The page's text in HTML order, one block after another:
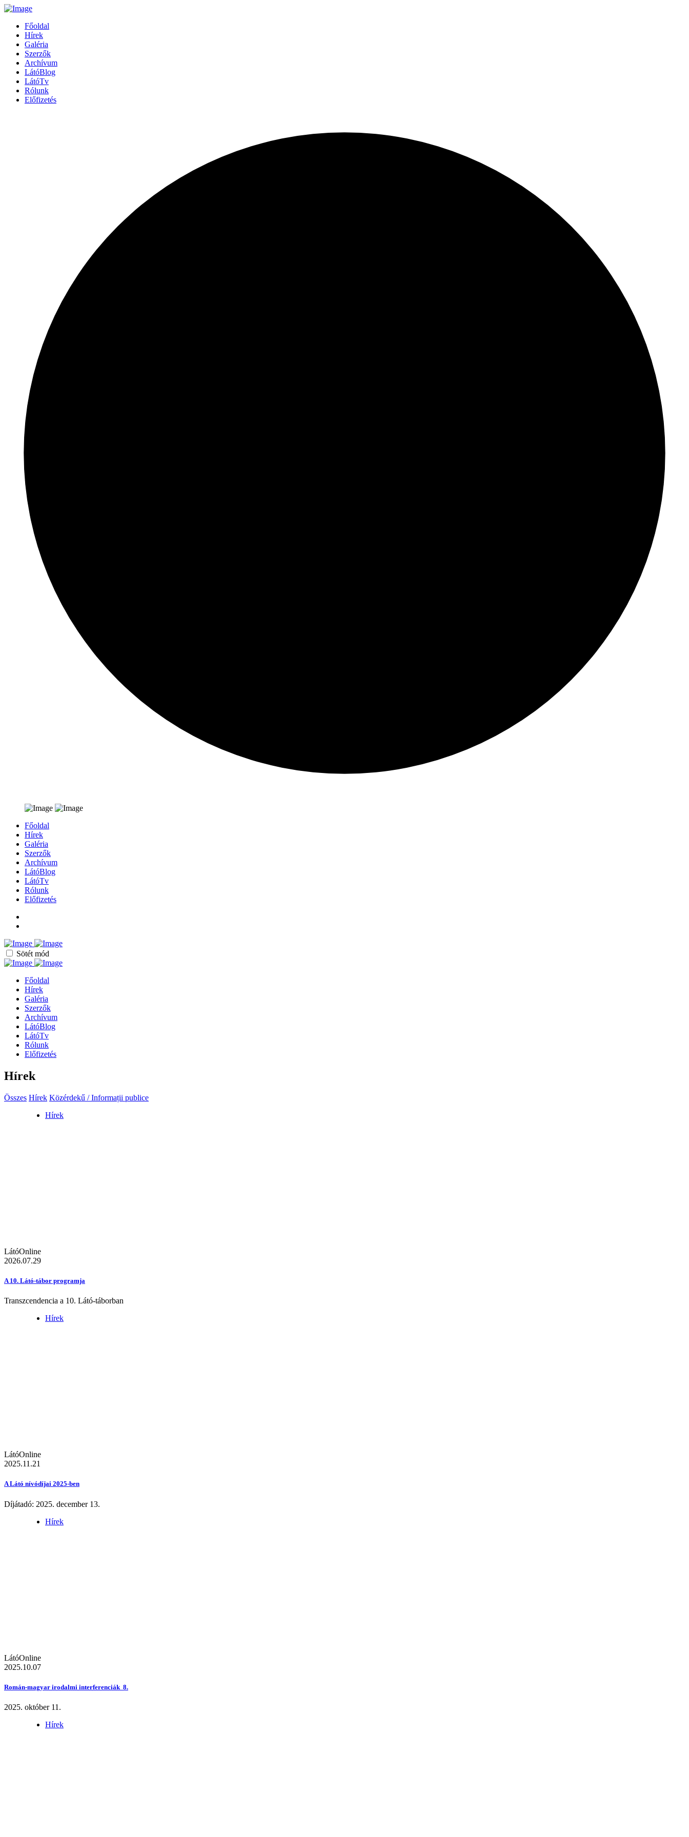
Főoldal
Hírek
Galéria
Szerzők
Archívum
LátóBlog
LátóTv
Rólunk
Előfizetés
Főoldal
Hírek
Galéria
Szerzők
Archívum
LátóBlog
LátóTv
Rólunk
Előfizetés
Sötét mód
Főoldal
Hírek
Galéria
Szerzők
Archívum
LátóBlog
LátóTv
Rólunk
Előfizetés
Hírek
Összes Hírek Közérdekű / Informații publice
Hírek
LátóOnline
2026.07.29
A 10. Látó-tábor programja
Transzcendencia a 10. Látó-táborban
Hírek
LátóOnline
2025.11.21
A Látó nívódíjai 2025-ben
Díjátadó: 2025. december 13.
Hírek
LátóOnline
2025.10.07
Román-magyar irodalmi interferenciák 8.
2025. október 11.
Hírek